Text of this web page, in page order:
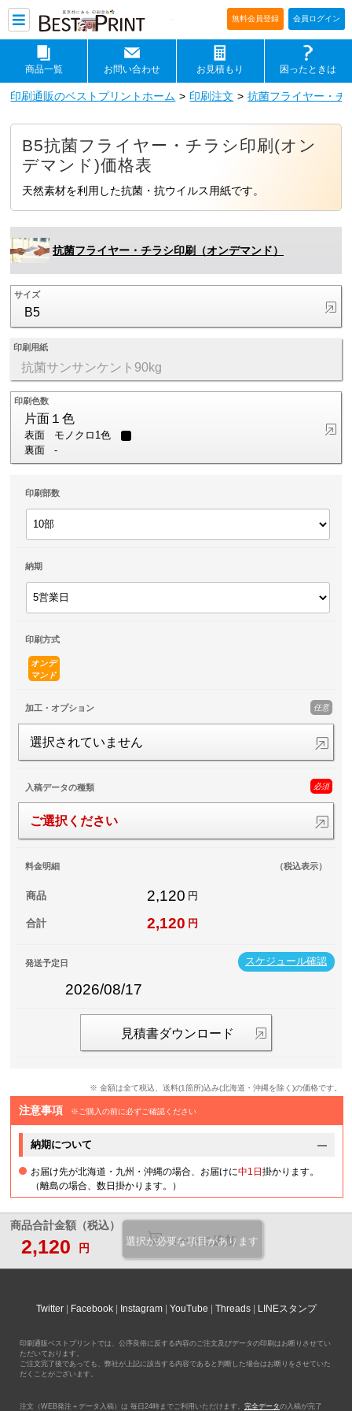
印刷通販ベストプリントベストプリ
無料会員登録 会員ログイン
商品一覧 お問い合わせ お見積もり 困ったときは
印刷通販のベストプリントホーム 印刷注文 抗菌フライヤー・チ
B5抗菌フライヤー・チラシ印刷(オン
デマンド)価格表
天然素材を利用した抗菌・抗ウイルス用紙です。
抗菌フライヤー・チラシ印刷（オンデマンド）
サイズ
B5
印刷用紙
抗菌サンサンケント90kg
印刷色数
片面１色
表面
モノクロ1色
裏面
-
印刷部数
納期
印刷方式
オンデ
マンド
加工・オプション 任意
選択されていません
入稿データの種類 必須
ご選択ください
料金明細 （税込表示）
商品 2,120 円
合計 2,120 円
スケジュール確認
発送予定日
2026/08/17
見積書ダウンロード
※ 金額は全て税込、送料(1箇所)込み(北海道・沖縄を除く)の価格です。
注意事項 ※ご購入の前に必ずご確認ください
納期について
お届け先が北海道・九州・沖縄の場合、お届けに中1日掛かります。
（離島の場合、数日掛かります。）
商品合計金額（税込）
2,120 円
カートに追加
選択が必要な項目があります
Twitter Facebook Instagram YouTube Threads LINEスタンプ
印刷通販ベストプリントでは、公序良俗に反する内容のご注文及びデータの印刷はお断りさせてい
ただいております。
ご注文完了後であっても、弊社が上記に該当する内容であると判断した場合はお断りをさせていた
だくことがございます。
注文（WEB発注＋データ入稿）は 毎日24時までご利用いただけます。 完全データの入稿が完了